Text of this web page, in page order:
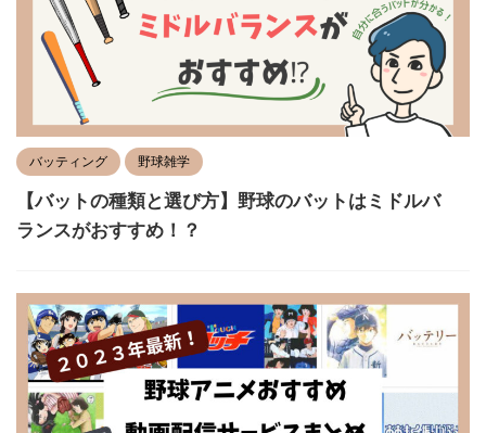
バッティング 野球雑学
【バットの種類と選び方】野球のバットはミドルバ
ランスがおすすめ！？